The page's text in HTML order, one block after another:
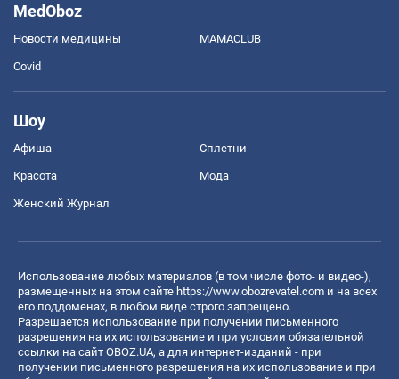
MedOboz
Новости медицины MAMACLUB
Covid
Шоу
Афиша Сплетни
Красота Мода
Женский Журнал
Использование любых материалов (в том числе фото- и видео-),
размещенных на этом сайте https://www.obozrevatel.com и на всех
его поддоменах, в любом виде строго запрещено.
Разрешается использование при получении письменного
разрешения на их использование и при условии обязательной
ссылки на сайт OBOZ.UA, а для интернет-изданий - при
получении письменного разрешения на их использование и при